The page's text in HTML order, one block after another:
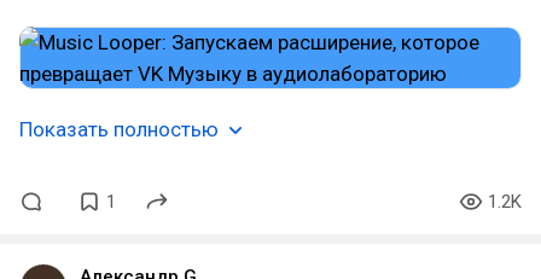
Показать полностью
1 1.2K